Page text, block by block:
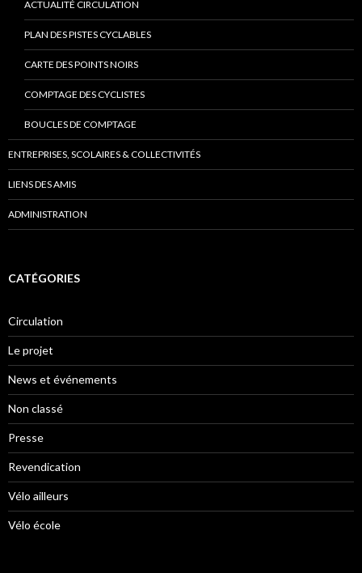
ACTUALITÉ CIRCULATION
PLAN DES PISTES CYCLABLES
CARTE DES POINTS NOIRS
COMPTAGE DES CYCLISTES
BOUCLES DE COMPTAGE
ENTREPRISES, SCOLAIRES & COLLECTIVITÉS
LIENS DES AMIS
ADMINISTRATION
CATÉGORIES
Circulation
Le projet
News et événements
Non classé
Presse
Revendication
Vélo ailleurs
Vélo école